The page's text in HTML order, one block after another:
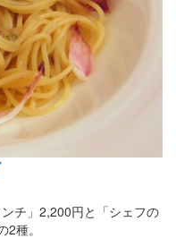
チ」2,200円と「シェフの
種。